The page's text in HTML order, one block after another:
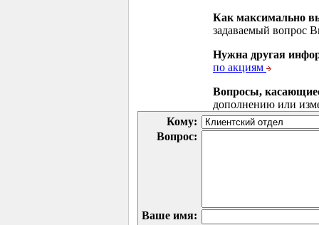
Как максимально
задаваемый вопрос
Нужна другая
по акциям
Вопросы,
дополнению или
Кому:
Вопрос:
Ваше имя: